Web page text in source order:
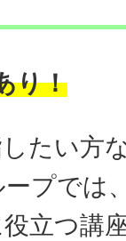
り！
たい方
プでは
立つ講